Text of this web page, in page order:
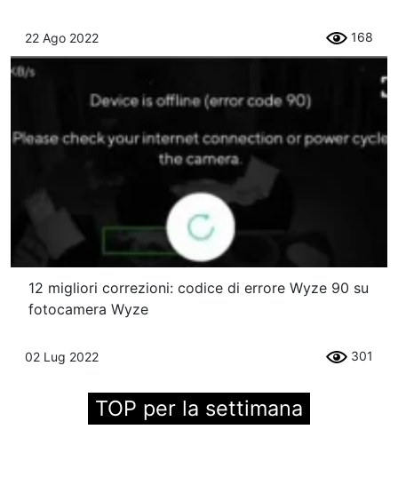
22 Ago 2022 168
12 migliori correzioni: codice di errore Wyze 90 su
fotocamera Wyze
02 Lug 2022 301
TOP per la settimana